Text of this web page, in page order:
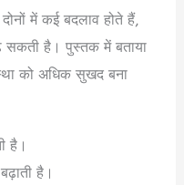
में कई बदलाव होते हैं,
सकती है। पुस्तक में बताया
को अधिक सुखद बना
है।
है।